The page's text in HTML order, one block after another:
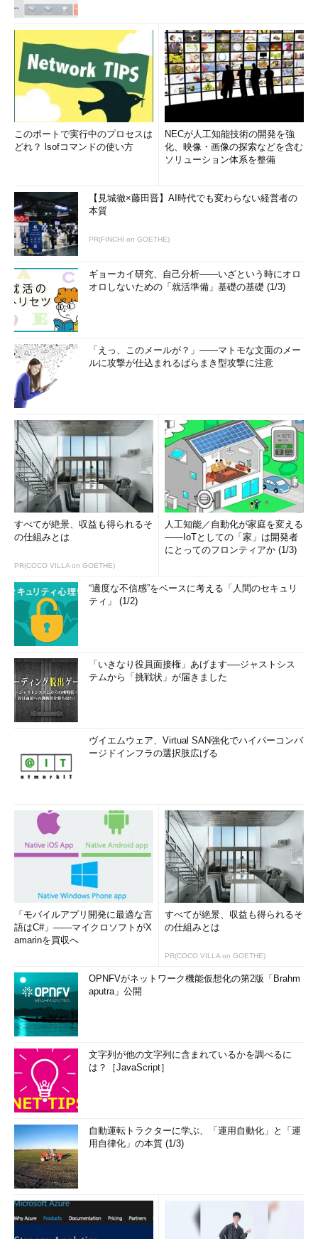
このポートで実行中のプロセスは
どれ？ lsofコマンドの使い方
NECが人工知能技術の開発を強
化、映像・画像の探索などを含む
ソリューション体系を整備
【見城徹×藤田晋】AI時代でも変わらない経営者の
本質
PR(FINCHI on GOETHE)
ギョーカイ研究、自己分析――いざという時にオロ
オロしないための「就活準備」基礎の基礎 (1/3)
「えっ、このメールが？」――マトモな文面のメー
ルに攻撃が仕込まれるばらまき型攻撃に注意
すべてが絶景、収益も得られるそ
の仕組みとは
PR(COCO VILLA on GOETHE)
人工知能／自動化が家庭を変える
――IoTとしての「家」は開発者
にとってのフロンティアか (1/3)
“適度な不信感”をベースに考える「人間のセキュリ
ティ」 (1/2)
「いきなり役員面接権」あげます──ジャストシス
テムから「挑戦状」が届きました
ヴイエムウェア、Virtual SAN強化でハイパーコンバ
ージドインフラの選択肢広げる
「モバイルアプリ開発に最適な言
語はC#」――マイクロソフトがX
amarinを買収へ
すべてが絶景、収益も得られるそ
の仕組みとは
PR(COCO VILLA on GOETHE)
OPNFVがネットワーク機能仮想化の第2版「Brahm
aputra」公開
文字列が他の文字列に含まれているかを調べるに
は？［JavaScript］
自動運転トラクターに学ぶ、「運用自動化」と「運
用自律化」の本質 (1/3)